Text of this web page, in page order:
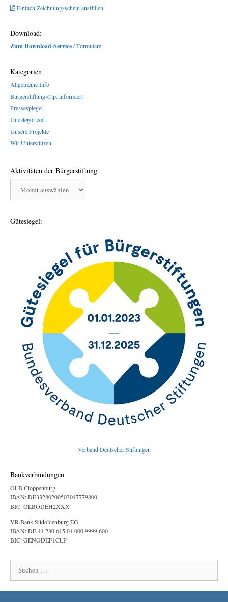
Einfach Zeichnungsschein ausfüllen.
Download:
Zum Download-Service/ Formulare
Kategorien
Allgemeine Info
Bürgerstiftung-Clp. informiert
Pressespiegel
Uncategorized
Unsere Projekte
Wir Unterstützen
Aktivitäten der Bürgerstiftung
Bürgerstiftung
Gütesiegel:
Verband Deutscher Stiftungen
Bankverbindungen
OLB Cloppenburg
IBAN: DE33280200503047779800
BIC: OLBODEH2XXX
VR Bank Südoldenburg EG
IBAN: DE 41 280 615 01 000 9999 600
BIC: GENODEF1CLP
nach: